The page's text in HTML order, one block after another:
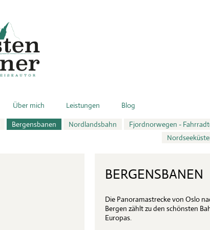
Über mich Leistungen Blog
Bergensbanen Nordlandsbahn
Fjordnorwegen -
BERGENSBANEN
Die Panoramastrecke von Oslo
Bergen zählt zu den schönsten
Europas.